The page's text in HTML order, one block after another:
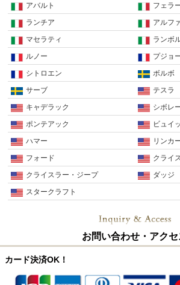
アバルト
フェラ
ランチア
アルフ
マセラティ
ランボ
ルノー
プジョ
シトロエン
ボルボ
サーブ
テスラ
キャデラック
シボレ
ポンテアック
ビュイ
ハマー
リンカ
フォード
クライ
クライスラー・ジープ
ダッジ
スタークラフト
お問い合わせ・アクセ
カード決済OK！